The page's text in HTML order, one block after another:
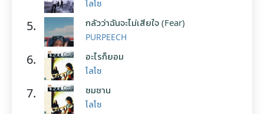
โลโซ
5. กลัวว่าฉันจะไม่เสียใจ (Fear)
PURPEECH
6. อะไรก็ยอม
โลโซ
7. ซมซาน
โลโซ